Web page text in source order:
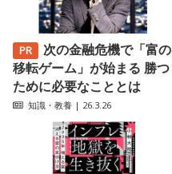
次の金融危機で「富の
移転ゲーム」が始まる 勝つ
ために必要なこととは
知識・教養 | 26.3.26